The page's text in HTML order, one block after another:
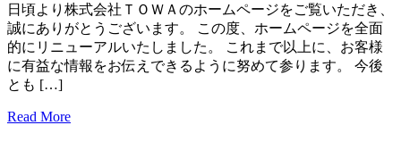
日頃より株式会社ＴＯＷＡのホームページをご覧いただき、
誠にありがとうございます。 この度、ホームページを全面
的にリニューアルいたしました。 これまで以上に、お客様
に有益な情報をお伝えできるように努めて参ります。 今後
とも […]
Read More